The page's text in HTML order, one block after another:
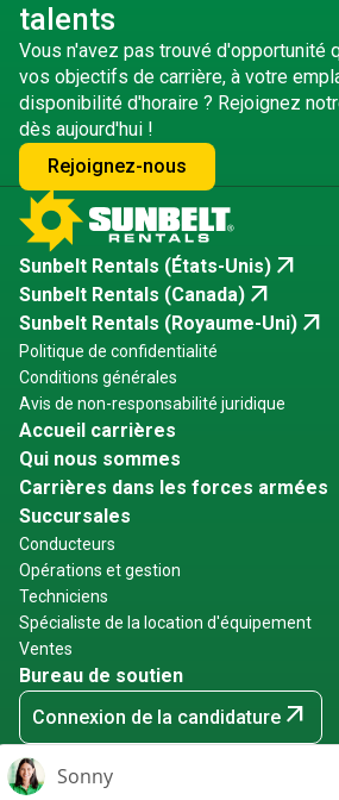
talents
Vous n'avez pas trouvé d'opportunité
vos objectifs de carrière, à votre
disponibilité d'horaire ? Rejoignez
dès aujourd'hui !
Rejoignez-nous
Sunbelt Rentals (États-Unis) arrow_outward
Sunbelt Rentals (Canada) arrow_outward
Sunbelt Rentals (Royaume-Uni) arrow_outward
Politique de confidentialité
Conditions générales
Avis de non-responsabilité juridique
Accueil carrières
Qui nous sommes
Carrières dans les forces armées
Succursales
Conducteurs
Opérations et gestion
Techniciens
Spécialiste de la location d'équipement
Ventes
Bureau de soutien
Connexion de la candidature arrow_outward
Connexion des employés